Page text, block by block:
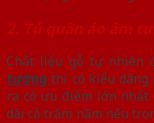
2. Tủ quần áo âm
Chất liệu gỗ tự nhiên
tườngthì có kiểu dáng
ra có ưu điểm lớn nhất
dài cả trăm năm nếu